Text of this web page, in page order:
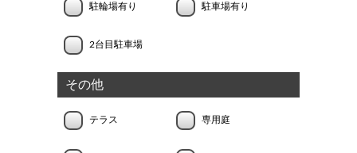
駐輪場有り 駐車場有り
2台目駐車場
その他
テラス 専用庭